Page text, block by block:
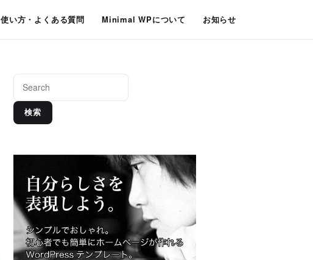
使い方・よくある質問 Minimal WPについて お知らせ
検索